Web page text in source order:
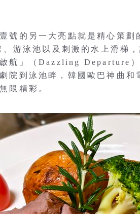
號的另一大亮點就是精心策
游泳池以及刺激的水上滑梯
航」（Dazzling Departure
院到泳池畔，韓國歐巴神曲和
限精彩。